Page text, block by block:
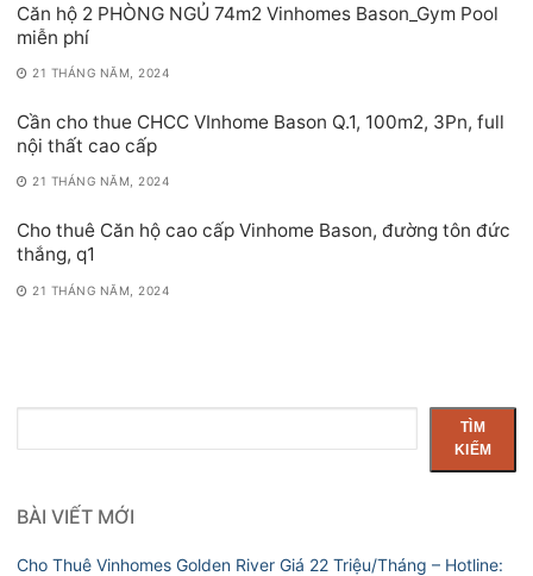
Căn hộ 2 PHÒNG NGỦ 74m2 Vinhomes Bason_Gym Pool
miễn phí
21 THÁNG NĂM, 2024
Cần cho thue CHCC VInhome Bason Q.1, 100m2, 3Pn, full
nội thất cao cấp
21 THÁNG NĂM, 2024
Cho thuê Căn hộ cao cấp Vinhome Bason, đường tôn đức
thắng, q1
21 THÁNG NĂM, 2024
kiếm
TÌM
KIẾM
BÀI VIẾT MỚI
Cho Thuê Vinhomes Golden River Giá 22 Triệu/Tháng – Hotline: